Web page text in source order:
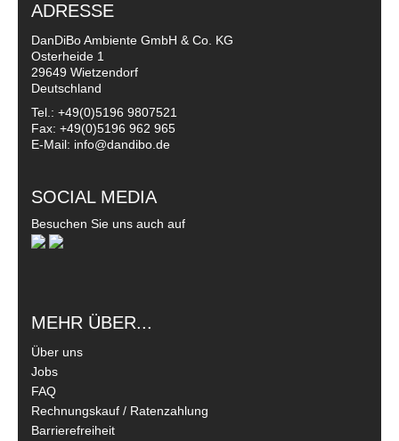
ADRESSE
DanDiBo Ambiente GmbH & Co. KG
Osterheide 1
29649 Wietzendorf
Deutschland
Tel.: +49(0)5196 9807521
Fax: +49(0)5196 962 965
E-Mail: info@dandibo.de
SOCIAL MEDIA
Besuchen Sie uns auch auf
MEHR ÜBER...
Über uns
Jobs
FAQ
Rechnungskauf / Ratenzahlung
Barrierefreiheit